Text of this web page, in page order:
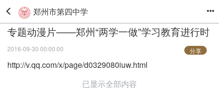
郑州市第四中学
专题动漫片——郑州“两学一做”学习教育进行时
2016-09-30 00:00:00 分享
http://v.qq.com/x/page/d0329080iuw.html
已显示全部内容